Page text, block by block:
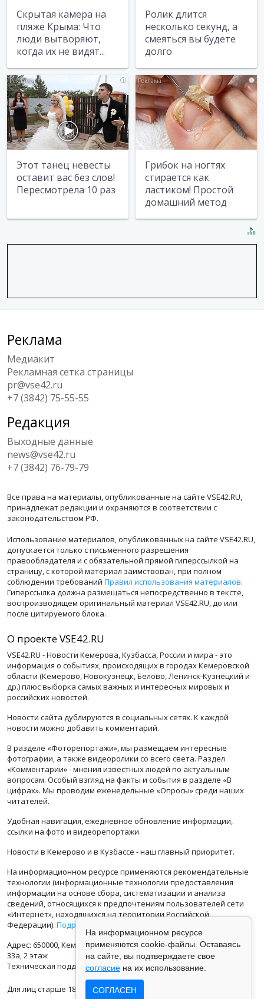
Скрытая камера на
пляже Крыма: Что
люди вытворяют,
когда их не видят...
Ролик длится
несколько секунд, а
смеяться вы будете
долго
i
Этот танец невесты
оставит вас без слов!
Пересмотрела 10 раз
i
Грибок на ногтях
стирается как
ластиком! Простой
домашний метод
Реклама
Медиакит
Рекламная сетка страницы
pr@vse42.ru
+7 (3842) 75-55-55
Редакция
Выходные данные
news@vse42.ru
+7 (3842) 76-79-79
Все права на материалы, опубликованные на сайте VSE42.RU,
принадлежат редакции и охраняются в соответствии с
законодательством РФ.
Использование материалов, опубликованных на сайте VSE42.RU,
допускается только с письменного разрешения
правообладателя и с обязательной прямой гиперссылкой на
страницу, с которой материал заимствован, при полном
соблюдении требований Правил использования материалов.
Гиперссылка должна размещаться непосредственно в тексте,
воспроизводящем оригинальный материал VSE42.RU, до или
после цитируемого блока.
О проекте VSE42.RU
VSE42.RU - Новости Кемерова, Кузбасса, России и мира - это
информация о событиях, происходящих в городах Кемеровской
области (Кемерово, Новокузнецк, Белово, Ленинск-Кузнецкий и
др.) плюс выборка самых важных и интересных мировых и
российских новостей.
Новости сайта дублируются в социальных сетях. К каждой
новости можно добавить комментарий.
В разделе «Фоторепортажи», мы размещаем интересные
фотографии, а также видеоролики со всего света. Раздел
«Комментарии» - мнения известных людей по актуальным
вопросам. Особый взгляд на факты и события в разделе «В
цифрах». Мы проводим еженедельные «Опросы» среди наших
читателей.
Удобная навигация, ежедневное обновление информации,
ссылки на фото и видеорепортажи.
Новости в Кемерово и в Кузбассе - наш главный приоритет.
На информационном ресурсе применяются рекомендательные
технологии (информационные технологии предоставления
информации на основе сбора, систематизации и анализа
сведений, относящихся к предпочтениям пользователей сети
«Интернет», находящихся на территории Российской
Федерации). Подробная информация
Адрес: 650000, Кемеровская Область, г.Кемерово, ул.Кузбасская
33а, 2 этаж
Техническая поддержка: support@vse42.ru
Для лиц старше 18 лет.
На информационном ресурсе
применяются cookie-файлы. Оставаясь
на сайте, вы подтверждаете свое
согласие на их использование.
СОГЛАСЕН